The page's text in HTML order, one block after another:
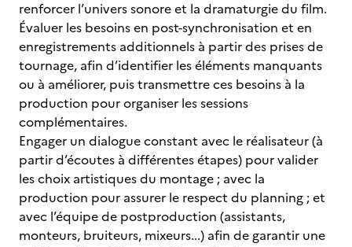
renforcer l’univers sonore et la dramaturgie du film.
Évaluer les besoins en post-synchronisation et en
enregistrements additionnels à partir des prises de
tournage, afin d’identifier les éléments manquants
ou à améliorer, puis transmettre ces besoins à la
production pour organiser les sessions
complémentaires.
Engager un dialogue constant avec le réalisateur (à
partir d’écoutes à différentes étapes) pour valider
les choix artistiques du montage ; avec la
production pour assurer le respect du planning ; et
avec l’équipe de postproduction (assistants,
monteurs, bruiteurs, mixeurs...) afin de garantir une